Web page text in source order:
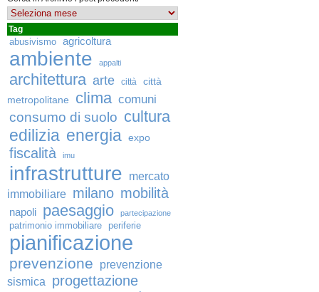
Tag
abusivismo agricoltura
ambiente appalti
architettura arte città
città
metropolitane
clima comuni
consumo di suolo cultura
edilizia energia expo
fiscalità imu
infrastrutture
mercato
immobiliare milano mobilità
napoli paesaggio partecipazione
patrimonio immobiliare periferie
pianificazione
prevenzione
prevenzione
sismica
progettazione